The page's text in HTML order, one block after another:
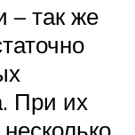
– так же
При их